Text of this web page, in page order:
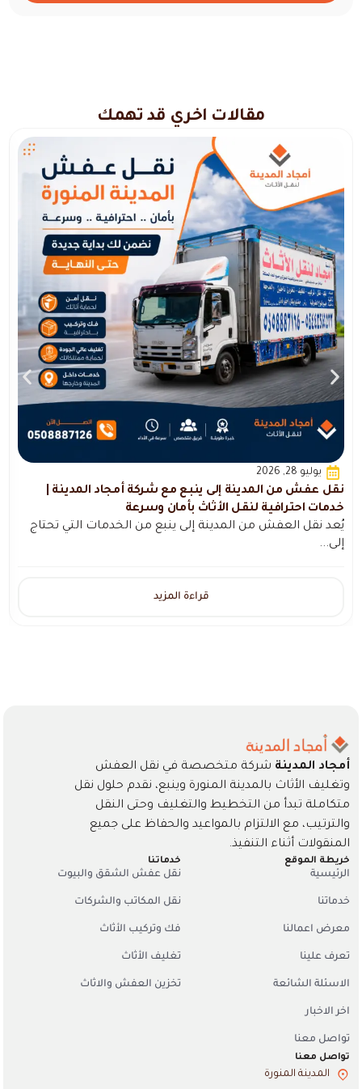
مقالات اخري قد تهمك
يوليو 28, 2026
نقل عفش من المدينة إلى ينبع مع شركة أمجاد المدينة |
خدمات احترافية لنقل الأثاث بأمان وسرعة
يُعد نقل العفش من المدينة إلى ينبع من الخدمات التي تحتاج
إلى...
قراءة المزيد
أمجاد المدينة شركة متخصصة في نقل العفش
وتغليف الأثاث بالمدينة المنورة وينبع، نقدم حلول نقل
متكاملة تبدأ من التخطيط والتغليف وحتى النقل
والترتيب، مع الالتزام بالمواعيد والحفاظ على جميع
المنقولات أثناء التنفيذ.
خريطة الموقع
الرئيسية
خدماتنا
معرض اعمالنا
تعرف علينا
الاسئلة الشائعة
اخر الاخبار
تواصل معنا
خدماتنا
نقل عفش الشقق والبيوت
نقل المكاتب والشركات
فك وتركيب الأثاث
تغليف الأثاث
تخزين العفش والاثاث
تواصل معنا
المدينة المنورة